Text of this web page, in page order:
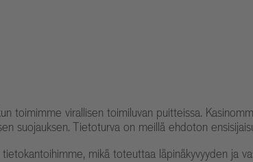
toimimme virallisen toimiluvan puitteissa.
suojauksen. Tietoturva on meillä ehdoton
mikä toteuttaa läpinäkyvyyden ja